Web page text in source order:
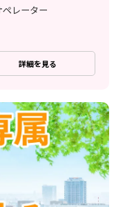
レーター
詳細を見る